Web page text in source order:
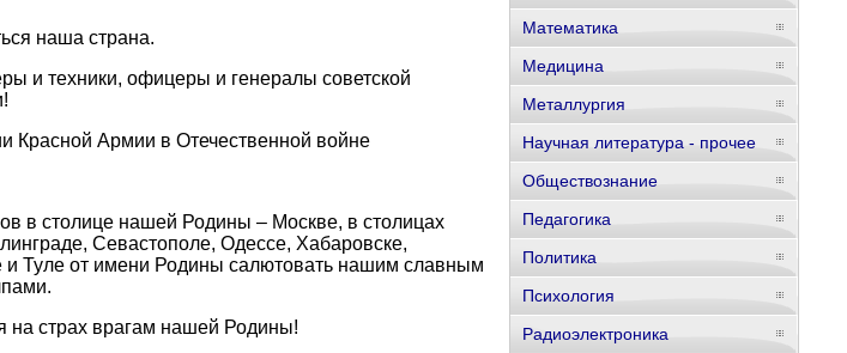
наша страна.
и техники, офицеры и генералы советской
Красной Армии в Отечественной войне
в столице нашей Родины – Москве, в столицах
Севастополе, Одессе, Хабаровске,
и Туле от имени Родины салютовать нашим славным
на страх врагам нашей Родины!
Математика
Медицина
Металлургия
Научная литература - прочее
Обществознание
Педагогика
Политика
Психология
Радиоэлектроника